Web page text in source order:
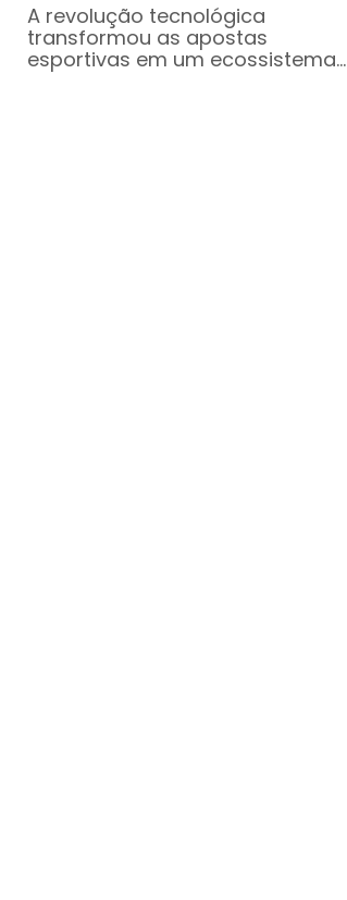
A revolução tecnológica
transformou as apostas
esportivas em um ecossistema…